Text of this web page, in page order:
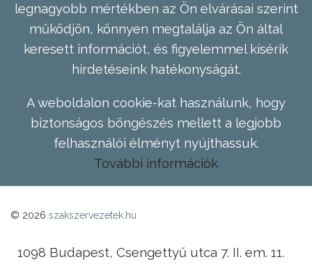
legnagyobb mértékben az Ön elvárásai szerint
működjön, könnyen megtalálja az Ön által
keresett információt, és figyelemmel kísérik
hirdetéseink hatékonyságát.
A weboldalon cookie-kat használunk, hogy
biztonságos böngészés mellett a legjobb
felhasználói élményt nyújthassuk.
További információk
© 2026 szakszervezetek.hu
1098 Budapest, Csengettyű utca 7. II. em. 11.